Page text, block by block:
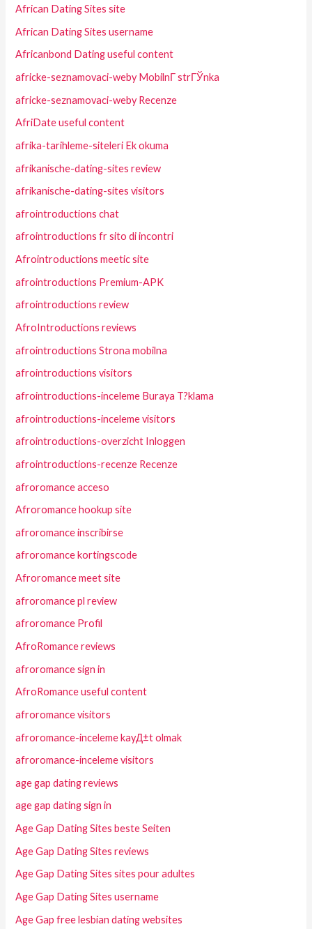
African Dating Sites site
African Dating Sites username
Africanbond Dating useful content
africke-seznamovaci-weby MobilnГ­ strГЎnka
africke-seznamovaci-weby Recenze
AfriDate useful content
afrika-tarihleme-siteleri Ek okuma
afrikanische-dating-sites review
afrikanische-dating-sites visitors
afrointroductions chat
afrointroductions fr sito di incontri
Afrointroductions meetic site
afrointroductions Premium-APK
afrointroductions review
AfroIntroductions reviews
afrointroductions Strona mobilna
afrointroductions visitors
afrointroductions-inceleme Buraya T?klama
afrointroductions-inceleme visitors
afrointroductions-overzicht Inloggen
afrointroductions-recenze Recenze
afroromance acceso
Afroromance hookup site
afroromance inscribirse
afroromance kortingscode
Afroromance meet site
afroromance pl review
afroromance Profil
AfroRomance reviews
afroromance sign in
AfroRomance useful content
afroromance visitors
afroromance-inceleme kayД±t olmak
afroromance-inceleme visitors
age gap dating reviews
age gap dating sign in
Age Gap Dating Sites beste Seiten
Age Gap Dating Sites reviews
Age Gap Dating Sites sites pour adultes
Age Gap Dating Sites username
Age Gap free lesbian dating websites